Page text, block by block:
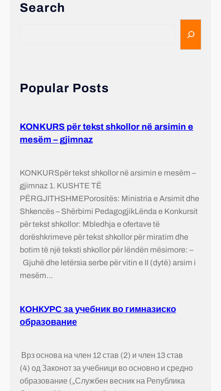
Search
Popular Posts
KONKURS për tekst shkollor në arsimin e
mesëm – gjimnaz
KONKURSpër tekst shkollor në arsimin e mesëm –
gjimnaz 1. KUSHTE TË
PËRGJITHSHMEPorositës: Ministria e Arsimit dhe
Shkencës – Shërbimi PedagogjikLënda e Konkursit
për tekst shkollor: Mbledhja e ofertave të
dorëshkrimeve për tekst shkollor për miratim dhe
botim të një teksti shkollor për lëndën mësimore: –
Gjuhë dhe letërsia serbe për vitin e II (dytë) arsim i
mesëm…
КОНКУРС за учебник во гимназиско
образование
Врз основа на член 12 став (2) и член 13 став
(4) од Законот за учебници во основно и средно
образование („Службен весник на Република